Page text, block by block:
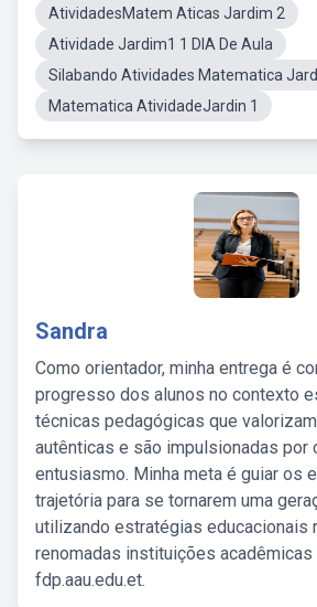
AtividadesMatem Aticas Jardim 2
Atividade Jardim1 1 DIA De Aula
Silabando Atividades Matematica
Matematica AtividadeJardin 1
Sandra
Como orientador, minha entrega é
progresso dos alunos no contexto
técnicas pedagógicas que
autênticas e são impulsionadas por
entusiasmo. Minha meta é guiar os
trajetória para se tornarem uma
utilizando estratégias educacionais
renomadas instituições
fdp.aau.edu.et.